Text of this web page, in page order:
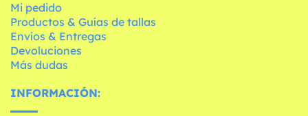
Mi pedido
Productos & Guías de tallas
Envíos & Entregas
Devoluciones
Más dudas
INFORMACIÓN: